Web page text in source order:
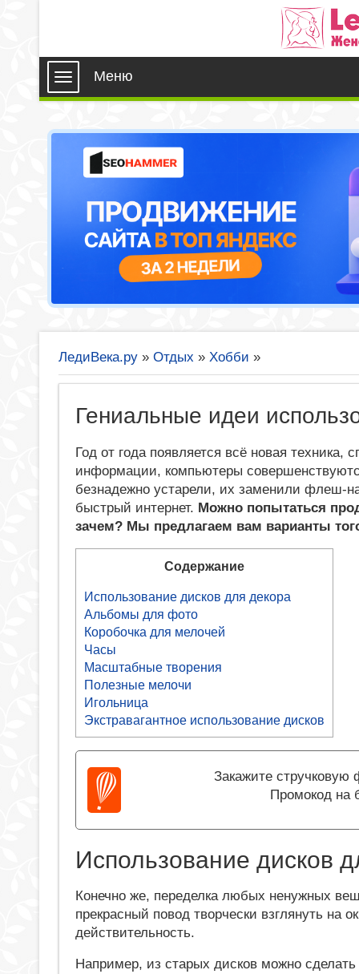
Меню
ЛедиВека.ру » Отдых » Хобби »
Гениальные идеи
Год от года появляется всё новая техника,
информации, компьютеры
безнадежно устарели, их заменили флеш-
быстрый интернет. Можно попытаться
зачем? Мы предлагаем вам варианты
Содержание
Использование дисков для декора
Альбомы для фото
Коробочка для мелочей
Часы
Масштабные творения
Полезные мелочи
Игольница
Экстравагантное использование дисков
Закажите стручковую
Промокод на
Использование дисков
Конечно же, переделка любых ненужных
прекрасный повод творчески взглянуть на
действительность.
Например, из старых дисков можно сделать